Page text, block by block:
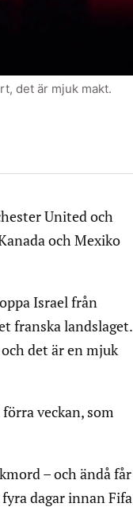
det är mjuk makt.
United och
och Mexiko
Israel från
franska landslaget.
det är en mjuk
veckan, som
– och ändå får
dagar innan Fifa